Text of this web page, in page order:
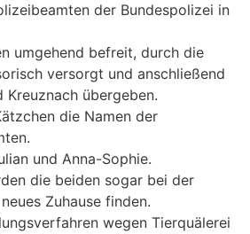
der Bundespolizei in
umgehend befreit, durch die
versorgt und anschließend
Kreuznach übergeben.
die Namen der
und Anna-Sophie.
die beiden sogar bei der
Zuhause finden.
wegen Tierquälerei